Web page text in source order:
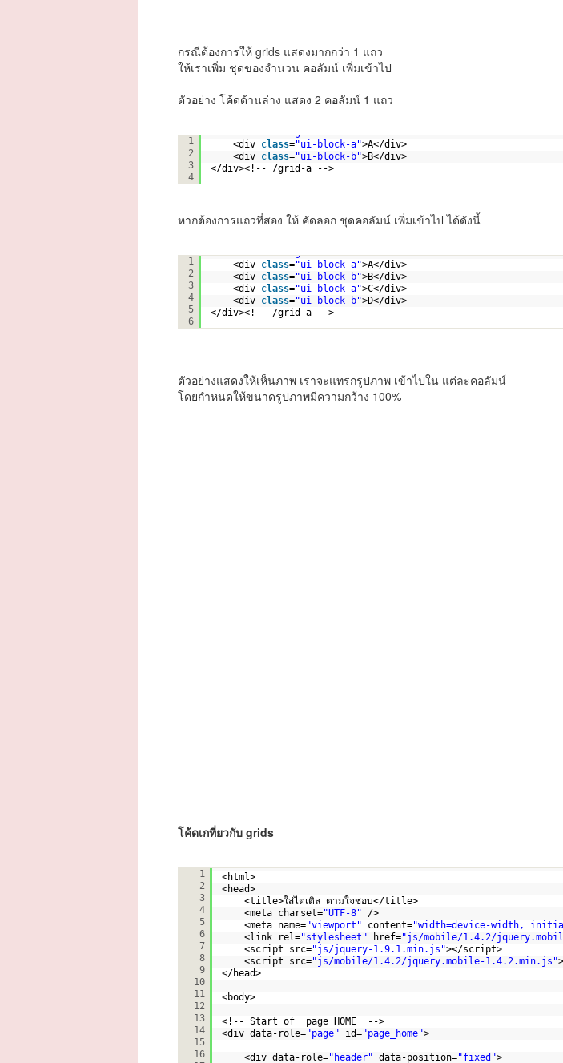
กรณีต้องการให้ grids แสดงมากกว่า 1 แถว
ให้เราเพิ่ม ชุดของจำนวน คอลัมน์ เพิ่มเข้าไป
ตัวอย่าง โค้ดด้านล่าง แสดง 2 คอลัมน์ 1 แถว
1
2
3
4
<div class="ui-grid-a">
<div class="ui-block-a">A</div>
<div class="ui-block-b">B</div>
</div><!-- /grid-a -->
หากต้องการแถวที่สอง ให้ คัดลอก ชุดคอลัมน์ เพิ่มเข้าไป ได้ดังนี้
1
2
3
4
5
6
<div class="ui-grid-a">
<div class="ui-block-a">A</div>
<div class="ui-block-b">B</div>
<div class="ui-block-a">C</div>
<div class="ui-block-b">D</div>
</div><!-- /grid-a -->
ตัวอย่างแสดงให้เห็นภาพ เราจะแทรกรูปภาพ เข้าไปใน แต่ละคอลัมน์
โดยกำหนดให้ขนาดรูปภาพมีความกว้าง 100%
โค้ดเกที่ยวกับ grids
1
2
3
4
5
6
7
8
9
10
11
12
13
14
15
16
<!DOCTYPE html>
<html>
<head>
<title>ใส่ไตเติล ตามใจชอบ</title>
<meta charset="UTF-8"
/>
<meta name="viewport" content="width=device-width,
<link rel="stylesheet" href="js/mobile/1.4.2/
<script src="js/jquery-1.9.1.min.js"></script>
<script src="js/mobile/1.4.2/jquery.mobile-1.4.2.min.js"
</head>
<body>
<!-- Start of  page HOME  -->
<div data-role="page" id="page_home">
<div data-role="header" data-position="fixed">